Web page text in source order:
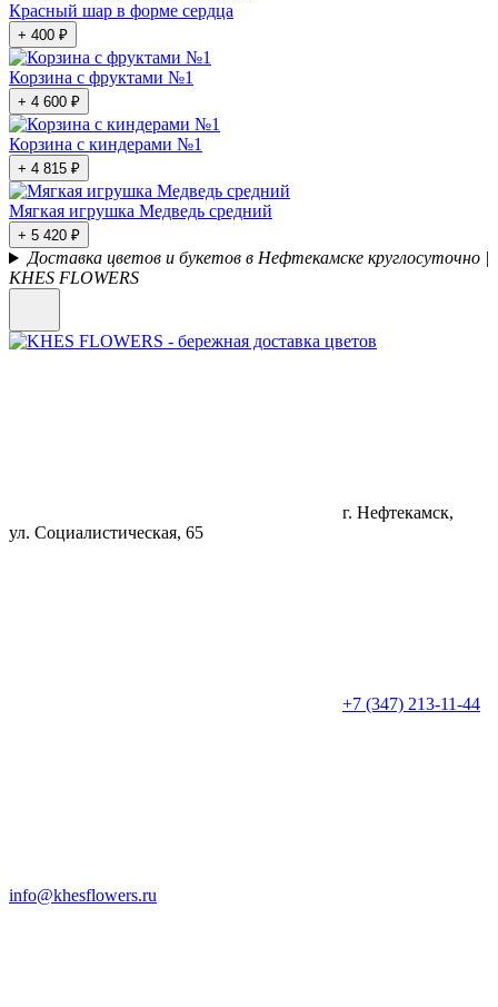
Красный шар в форме сердца
+ 400 ₽
Корзина с фруктами №1
+ 4 600 ₽
Корзина с киндерами №1
+ 4 815 ₽
Мягкая игрушка Медведь средний
+ 5 420 ₽
Доставка цветов и букетов в Нефтекамске круглосуточно |
KHES FLOWERS
г. Нефтекамск,
ул. Социалистическая, 65
+7 (347) 213-11-44
info@khesflowers.ru